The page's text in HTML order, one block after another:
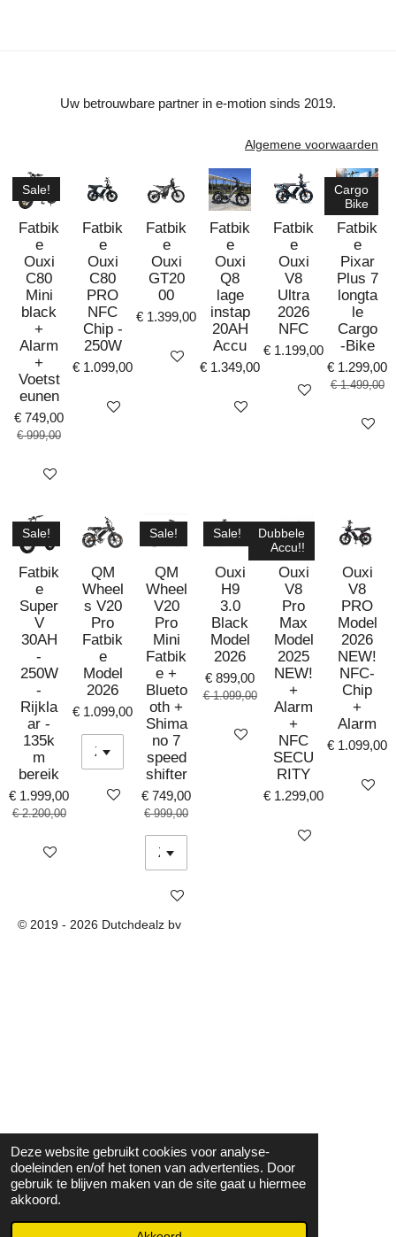
Deze website gebruikt cookies voor analyse-
doeleinden en/of het tonen van advertenties. Door
gebruik te blijven maken van de site gaat u hiermee
akkoord.
Uw betrouwbare partner in e-motion sinds 2019.
Algemene voorwaarden
Sale!
Fatbik
e
Ouxi
C80
Mini
black
+
Alarm
+
Voetst
eunen
€ 749,00
€ 999,00
Bekijk details
Fatbik
e
Ouxi
C80
PRO
NFC
Chip -
250W
€ 1.099,00
Bekijk details
Fatbik
e
Ouxi
GT20
00
€ 1.399,00
Bekijk details
Fatbik
e
Ouxi
Q8
lage
instap
20AH
Accu
€ 1.349,00
Bekijk details
Fatbik
e
Ouxi
V8
Ultra
2026
NFC
€ 1.199,00
Bekijk details
Cargo
Bike
Fatbik
e
Pixar
Plus 7
longta
le
Cargo
-Bike
€ 1.299,00
€ 1.499,00
Bekijk
Sale!
Fatbik
e
Super
V
30AH
-
250W
-
Rijkla
ar -
135k
m
bereik
€ 1.999,00
€ 2.200,00
Bekijk details
QM
Wheel
s V20
Pro
Fatbik
e
Model
2026
€ 1.099,00
Bekijk details
Sale!
QM
Wheel
V20
Pro
Mini
Fatbik
e +
Blueto
oth +
Shima
no 7
speed
shifter
€ 749,00
€ 999,00
Bekijk details
Sale!
Ouxi
H9
3.0
Black
Model
2026
€ 899,00
€ 1.099,00
Bekijk details
Dubbele
Accu!!
Ouxi
V8
Pro
Max
Model
2025
NEW!
+
Alarm
+
NFC
SECU
RITY
€ 1.299,00
Bekijk details
Ouxi
V8
PRO
Model
2026
NEW!
NFC-
Chip
+
Alarm
€ 1.099,00
Bekijk
© 2019 - 2026 Dutchdealz bv